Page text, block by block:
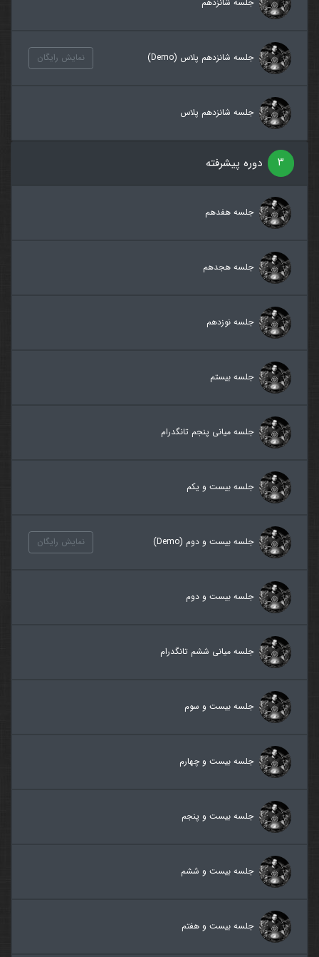
جلسه شانزدهم
جلسه شانزدهم پلاس (Demo) نمایش رایگان
جلسه شانزدهم پلاس
۳ دوره پیشرفته
جلسه هفدهم
جلسه هجدهم
جلسه نوزدهم
جلسه بیستم
جلسه میانی پنجم تانگدرام
جلسه بیست و یکم
جلسه بیست و دوم (Demo) نمایش رایگان
جلسه بیست و دوم
جلسه میانی ششم تانگدرام
جلسه بیست و سوم
جلسه بیست و چهارم
جلسه بیست و پنجم
جلسه بیست و ششم
جلسه بیست و هفتم